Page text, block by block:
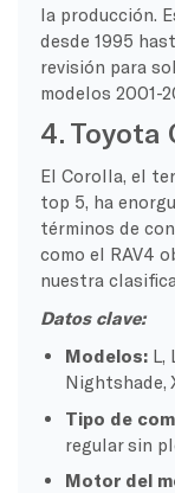
la producción.
desde 1995
revisión para
modelos 2001-
4. Toyota
El Corolla, el
top 5, ha
términos de
como el RAV4
nuestra
Datos clave:
Modelos: L,
Nightshade,
Tipo de
regular sin
Motor del